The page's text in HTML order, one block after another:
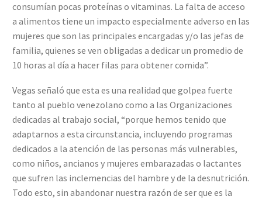
consumían pocas proteínas o vitaminas. La falta de acceso
a alimentos tiene un impacto especialmente adverso en las
mujeres que son las principales encargadas y/o las jefas de
familia, quienes se ven obligadas a dedicar un promedio de
10 horas al día a hacer filas para obtener comida”.
Vegas señaló que esta es una realidad que golpea fuerte
tanto al pueblo venezolano como a las Organizaciones
dedicadas al trabajo social, “porque hemos tenido que
adaptarnos a esta circunstancia, incluyendo programas
dedicados a la atención de las personas más vulnerables,
como niños, ancianos y mujeres embarazadas o lactantes
que sufren las inclemencias del hambre y de la desnutrición.
Todo esto, sin abandonar nuestra razón de ser que es la